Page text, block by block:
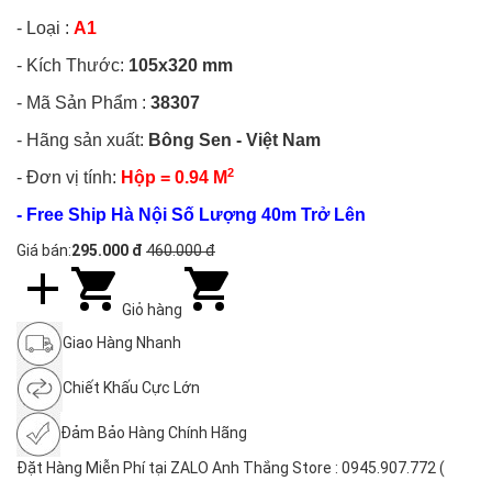
- Loại : A1
- Kích Thước: 105x320 mm
- Mã Sản Phẩm : 38307
- Hãng sản xuất: Bông Sen - Việt Nam
- Đơn vị tính: Hộp = 0.94 M2
- Free Ship Hà Nội Số Lượng 40m Trở Lên
Giá bán:295.000 đ 460.000 đ
Giỏ hàng
Giao Hàng Nhanh
Chiết Khấu Cực Lớn
Đảm Bảo Hàng Chính Hãng
Đặt Hàng Miễn Phí tại ZALO Anh Thắng Store : 0945.907.772 (